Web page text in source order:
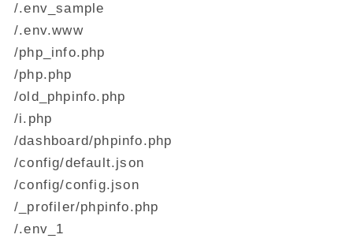
/.env_sample
/.env.www
/php_info.php
/php.php
/old_phpinfo.php
/i.php
/dashboard/phpinfo.php
/config/default.json
/config/config.json
/_profiler/phpinfo.php
/.env_1